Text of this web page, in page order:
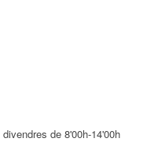
de 8'00h-14'00h